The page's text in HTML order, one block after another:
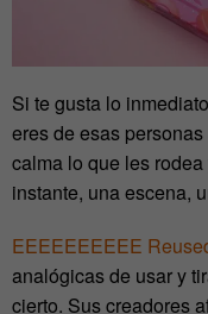
Si te gusta lo
eres de esas
calma lo que les
instante, una escena,
EEEEEEEEEE
analógicas de usar y
cierto. Sus creadores